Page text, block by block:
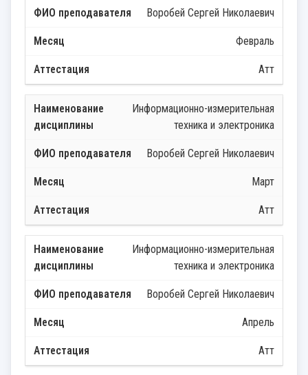
Воробей Сергей Николаевич
Февраль
Атт
Информационно-измерительная
техника и электроника
Воробей Сергей Николаевич
Март
Атт
Информационно-измерительная
техника и электроника
Воробей Сергей Николаевич
Апрель
Атт